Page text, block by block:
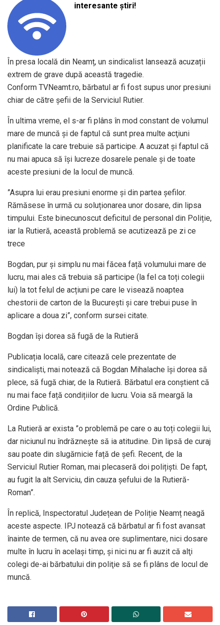
interesante știri!
În presa locală din Neamț, un sindicalist lansează acuzații
extrem de grave după această tragedie.
Conform TVNeamt.ro, bărbatul ar fi fost supus unor presiuni
chiar de către şefii de la Serviciul Rutier.
În ultima vreme, el s-ar fi plâns în mod constant de volumul
mare de muncă şi de faptul că sunt prea multe acţiuni
planificate la care trebuie să participe. A acuzat și faptul că
nu mai apuca să îşi lucreze dosarele penale şi de toate
aceste presiuni de la locul de muncă.
”Asupra lui erau presiuni enorme și din partea șefilor.
Rămăsese în urmă cu soluționarea unor dosare, din lipsa
timpului. Este binecunoscut deficitul de personal din Poliție,
iar la Rutieră, această problemă se acutizează pe zi ce
trece
Bogdan, pur și simplu nu mai făcea față volumului mare de
lucru, mai ales că trebuia să participe (la fel ca toți colegii
lui) la tot felul de acțiuni pe care le visează noaptea
chestorii de carton de la București și care trebui puse în
aplicare a doua zi”, conform sursei citate.
Bogdan își dorea să fugă de la Rutieră
Publicația locală, care citează cele prezentate de
sindicaliști, mai notează că Bogdan Mihalache își dorea să
plece, să fugă chiar, de la Rutieră. Bărbatul era conștient că
nu mai face față condițiilor de lucru. Voia să meargă la
Ordine Publică.
La Rutieră ar exista ”o problemă pe care o au toți colegii lui,
dar niciunul nu îndrăznește să ia atitudine. Din lipsă de curaj
sau poate din slugărnicie față de șefi. Recent, de la
Serviciul Rutier Roman, mai plecaseră doi polițiști. De fapt,
au fugit la alt Serviciu, din cauza șefului de la Rutieră-
Roman”.
În replică, Inspectoratul Județean de Poliție Neamț neagă
aceste aspecte. IPJ notează că bărbatul ar fi fost avansat
înainte de termen, că nu avea ore suplimentare, nici dosare
multe în lucru în acelaşi timp, şi nici nu ar fi auzit că alţi
colegi de-ai bărbatului din poliţie să se fi plâns de locul de
muncă.